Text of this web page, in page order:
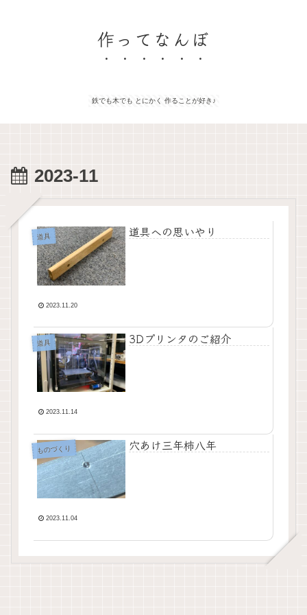
作ってなんぼ
鉄でも木でも とにかく 作ることが好き♪
2023-11
道具 道具への思いやり
2023.11.20
道具 3Dプリンタのご紹介
2023.11.14
ものづくり 穴あけ三年柿八年
2023.11.04